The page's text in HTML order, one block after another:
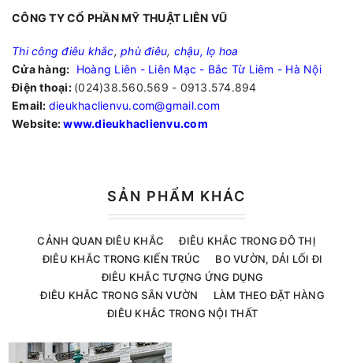
CÔNG TY CỔ PHẦN MỸ THUẬT LIÊN VŨ
Thi công điêu khắc, phù điêu, chậu, lọ hoa
Cửa hàng: Hoàng Liên - Liên Mạc - Bắc Từ Liêm - Hà Nội
Điện thoại: (024)38.560.569 - 0913.574.894
Email: dieukhaclienvu.com@gmail.com
Website:www.dieukhaclienvu.com
SẢN PHẨM KHÁC
CẢNH QUAN ĐIÊU KHẮC
ĐIÊU KHẮC TRONG ĐÔ THỊ
ĐIÊU KHẮC TRONG KIẾN TRÚC
BO VƯỜN, DẢI LỐI ĐI
ĐIÊU KHẮC TƯỢNG ỨNG DỤNG
ĐIÊU KHẮC TRONG SÂN VƯỜN
LÀM THEO ĐẶT HÀNG
ĐIÊU KHẮC TRONG NỘI THẤT